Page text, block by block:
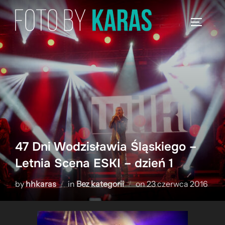
Skip
to
content
47 Dni Wodzisławia Śląskiego –
Letnia Scena ESKI – dzień 1
byhhkaras inBez kategorii onPosted
23 czerwca 2016